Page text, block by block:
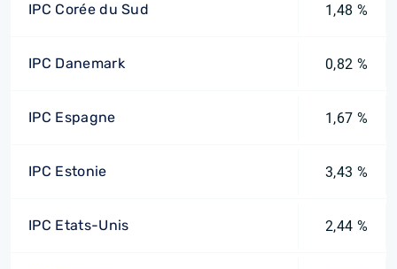
IPC Corée du Sud 1,48 %
IPC Danemark 0,82 %
IPC Espagne 1,67 %
IPC Estonie 3,43 %
IPC Etats-Unis 2,44 %